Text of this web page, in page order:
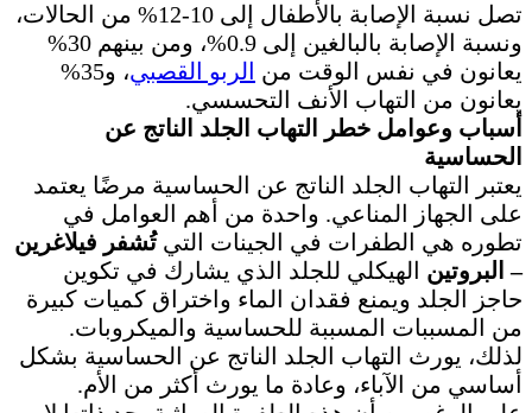
تصل نسبة الإصابة بالأطفال إلى 10-12% من الحالات،
ونسبة الإصابة بالبالغين إلى 0.9%، ومن بينهم 30%
يعانون في نفس الوقت من الربو القصبي
، و35%
يعانون من التهاب الأنف التحسسي.
أسباب وعوامل خطر التهاب الجلد الناتج عن
الحساسية
يعتبر التهاب الجلد الناتج عن الحساسية مرضًا يعتمد
على الجهاز المناعي. واحدة من أهم العوامل في
تطوره هي الطفرات في الجينات التي تُشفر فيلاغرين
– البروتين الهيكلي للجلد الذي يشارك في تكوين
حاجز الجلد ويمنع فقدان الماء واختراق كميات كبيرة
من المسببات المسببة للحساسية والميكروبات.
لذلك، يورث التهاب الجلد الناتج عن الحساسية بشكل
أساسي من الآباء، وعادة ما يورث أكثر من الأم.